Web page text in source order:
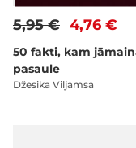
4,76 €
5,95 €
50 fakti, kam
pasaule
Džesika Viljamsa